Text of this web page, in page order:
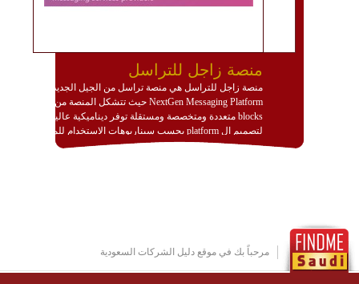
منصة زاجل للتراسل
منصة زاجل للتراسل هي منصة تراسل من الجيل الجديد
NextGen Messaging Platform حيث تتشكل المنصة من
blocks متعددة ومتخصصة ومستقلة توفر ديناميكية عالية
لتصميم ال platform بحسب سيناريوهات الاستخدام للمنصة
وتتوافق مع النشر والاستثمار ضمن بيئة استضافة dedicated
http://www.plutosms.com/zagel
مرحباً بك في موقع دليل الشركات السعودية